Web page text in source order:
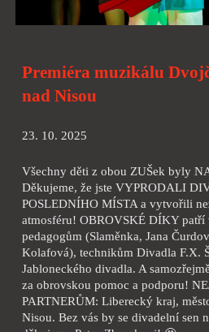
Premiéra muzikálu
nad Nisou
23. 10. 2025
Všechny děti z obou ZUŠek byly
Děkujeme, že jste VYPRODALI
POSLEDNÍHO MÍSTA a vytvořili
atmosféru! OBROVSKÉ DÍKY
pedagogům (Slaměnka, Jana
Kolafová), technikům Divadla F.X.
Jabloneckého divadla. A
za obrovskou pomoc a podporu!
PARTNERŮM: Liberecký kraj,
Nisou. Bez vás by se divadelní sen